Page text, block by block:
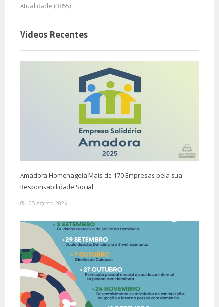
Atualidade (3855)
Videos Recentes
Amadora Homenageia Mais de 170 Empresas pela sua
Responsabilidade Social
05 Agosto 2026